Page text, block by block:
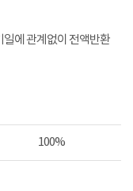
일에 관계없이 전액반환
100%